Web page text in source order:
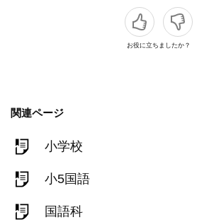
お役に立ちましたか？
関連ページ
小学校
小5国語
国語科